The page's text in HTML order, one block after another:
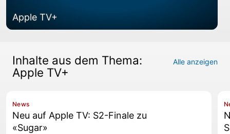
Apple TV+
Inhalte aus dem Thema:
Apple TV+
Alle anzeigen
News
Neu auf Apple TV: S2-Finale zu
«Sugar»